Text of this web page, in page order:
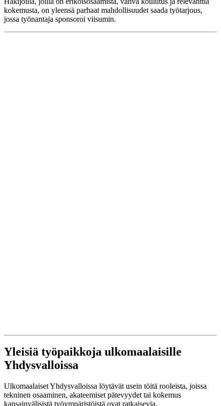
kokemusta, on yleensä parhaat mahdollisuudet saada työtarjous,
jossa työnantaja sponsoroi viisumin.
Yleisiä työpaikkoja ulkomaalaisille
Yhdysvalloissa
Ulkomaalaiset Yhdysvalloissa löytävät usein töitä rooleista, joissa
tekninen osaaminen, akateemiset pätevyydet tai kokemus
kansainvälisistä työympäristöistä ovat ratkaisevia.